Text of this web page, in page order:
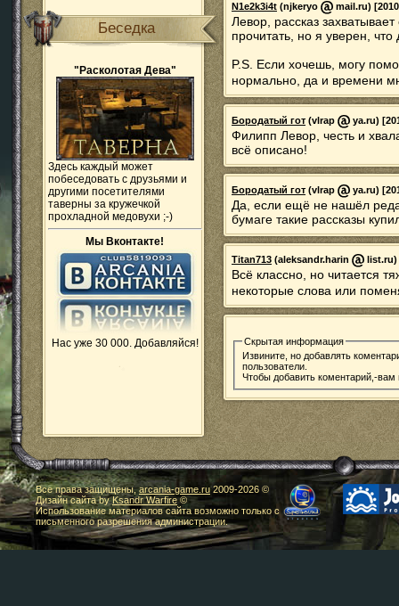
Беседка
"Расколотая Дева"
Здесь каждый может
побеседовать с друзьями и
другими посетителями
таверны за кружечкой
прохладной медовухи ;-)
Мы Вконтакте!
Нас уже 30 000. Добавляйся!
N1e2k3i4t (njkeryo mail.ru)
Левор, рассказ
прочитать, но я уверен,
P.S. Если хочешь, могу
нормально, да и времени
Бородатый гот (vlrap ya.ru)
Филипп Левор, честь и
всё описано!
Бородатый гот (vlrap ya.ru)
Да, если ещё не нашёл
бумаге такие рассказы
Titan713 (aleksandr.harin list.ru)
Всё классно, но читается
некоторые слова или
Скрытая информация
Извините, но добавлять
пользователи.
Чтобы добавить коментарий,-
Все права защищены,arcania-game.ru2009-2026 ©
Дизайн сайта byKsandr Warfire©
Использование материалов сайта возможно только с
письменного разрешения администрации.